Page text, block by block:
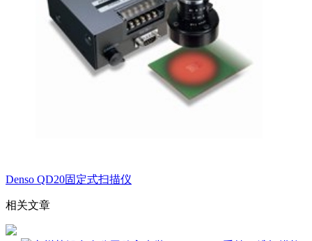
Denso QD20固定式扫描仪
相关文章